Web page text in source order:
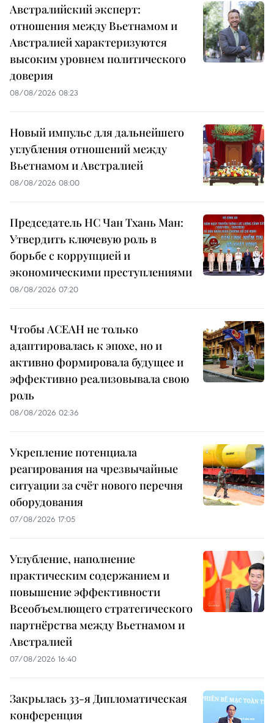
Австралийский эксперт:
отношения между Вьетнамом и
Австралией характеризуются
высоким уровнем политического
доверия
08/08/2026 08:23
Новый импульс для дальнейшего
углубления отношений между
Вьетнамом и Австралией
08/08/2026 08:00
Председатель НС Чан Тхань Ман:
Утвердить ключевую роль в
борьбе с коррупцией и
экономическими преступлениями
08/08/2026 07:20
Чтобы АСЕАН не только
адаптировалась к эпохе, но и
активно формировала будущее и
эффективно реализовывала свою
роль
08/08/2026 02:36
Укрепление потенциала
реагирования на чрезвычайные
ситуации за счёт нового перечня
оборудования
07/08/2026 17:05
Углубление, наполнение
практическим содержанием и
повышение эффективности
Всеобъемлющего стратегического
партнёрства между Вьетнамом и
Австралией
07/08/2026 16:40
Закрылась 33-я Дипломатическая
конференция